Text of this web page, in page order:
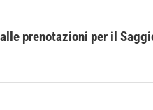
prenotazioni per il